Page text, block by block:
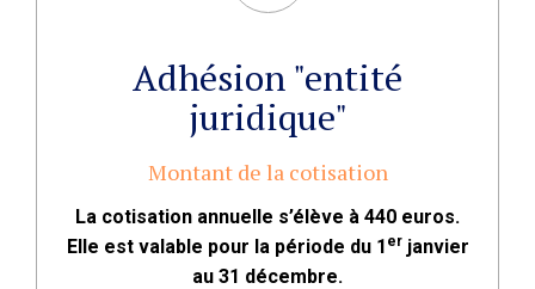
Adhésion "entité
juridique"
Montant de la cotisation
La cotisation annuelle s’élève à 440 euros.
Elle est valable pour la période du 1 erjanvier
au 31 décembre.